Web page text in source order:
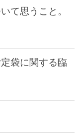
て思うこと。
袋に関する臨